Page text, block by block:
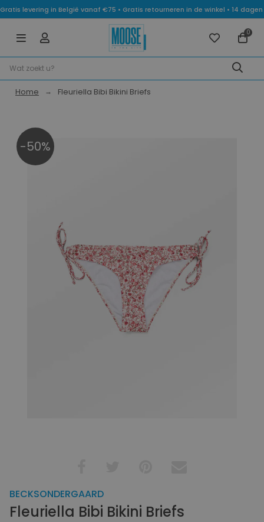
Gratis levering in België vanaf €75 • Gratis retourneren in de winkel • 14
0
Home Fleuriella Bibi Bikini Briefs
-50%
BECKSONDERGAARD
Fleuriella Bibi Bikini Briefs